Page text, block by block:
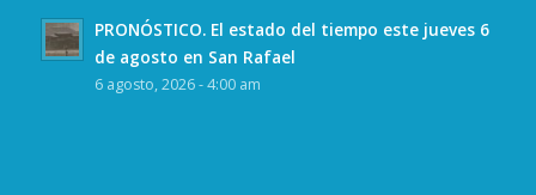
PRONÓSTICO. El estado del tiempo este jueves 6
de agosto en San Rafael
6 agosto, 2026 - 4:00 am